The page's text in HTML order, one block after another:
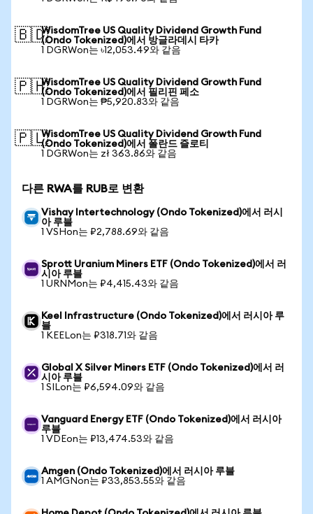
🇧🇩WisdomTree US Quality Dividend Growth Fund
(Ondo Tokenized)에서 방글라데시 타카
1 DGRWon는 ৳12,053.49와 같음
🇵🇭WisdomTree US Quality Dividend Growth Fund
(Ondo Tokenized)에서 필리핀 페소
1 DGRWon는 ₱5,920.83와 같음
🇵🇱WisdomTree US Quality Dividend Growth Fund
(Ondo Tokenized)에서 폴란드 즐로티
1 DGRWon는 zł 363.86와 같음
다른 RWA를 RUB로 변환
Vishay Intertechnology (Ondo Tokenized)에서 러시
아 루블
1 VSHon는 ₽2,788.69와 같음
Sprott Uranium Miners ETF (Ondo Tokenized)에서 러
시아 루블
1 URNMon는 ₽4,415.43와 같음
Keel Infrastructure (Ondo Tokenized)에서 러시아 루
블
1 KEELon는 ₽318.71와 같음
Global X Silver Miners ETF (Ondo Tokenized)에서 러
시아 루블
1 SILon는 ₽6,594.09와 같음
Vanguard Energy ETF (Ondo Tokenized)에서 러시아
루블
1 VDEon는 ₽13,474.53와 같음
Amgen (Ondo Tokenized)에서 러시아 루블
1 AMGNon는 ₽33,853.55와 같음